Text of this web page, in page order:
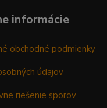
informácie
obchodné podmienky
údajov
riešenie sporov